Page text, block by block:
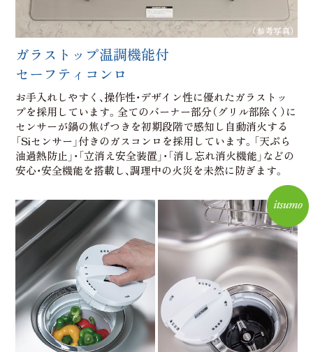
（参考写真）
ガラストップ温調機能付
セーフティコンロ
お手入れしやすく、操作性・デザイン性に優れたガラストッ
プを採用しています。全てのバーナー部分（グリル部除く）に
センサーが鍋の焦げつきを初期段階で感知し自動消火する
「Siセンサー」付きのガスコンロを採用しています。「天ぷら
油過熱防止」・「立消え安全装置」・「消し忘れ消火機能」などの
安心・安全機能を搭載し、調理中の火災を未然に防ぎます。